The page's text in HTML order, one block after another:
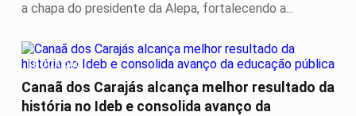
a chapa do presidente da Alepa, fortalecendo a...
EDUCAÇÃO
Canaã dos Carajás alcança melhor resultado da
história no Ideb e consolida avanço da